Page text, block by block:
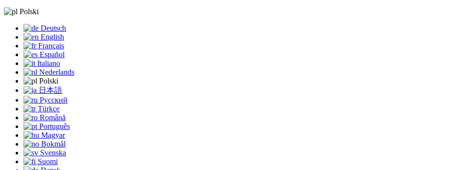
Polski
Deutsch
English
Français
Español
Italiano
Nederlands
Polski
日本語
Русский
Türkçe
Română
Português
Magyar
Bokmål
Svenska
Suomi